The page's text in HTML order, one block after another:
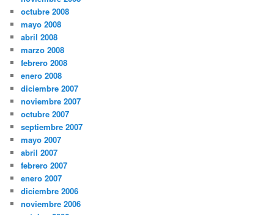
octubre 2008
mayo 2008
abril 2008
marzo 2008
febrero 2008
enero 2008
diciembre 2007
noviembre 2007
octubre 2007
septiembre 2007
mayo 2007
abril 2007
febrero 2007
enero 2007
diciembre 2006
noviembre 2006